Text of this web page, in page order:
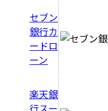
セブン
銀行カ
ードロ
ーン
楽天銀
行スー